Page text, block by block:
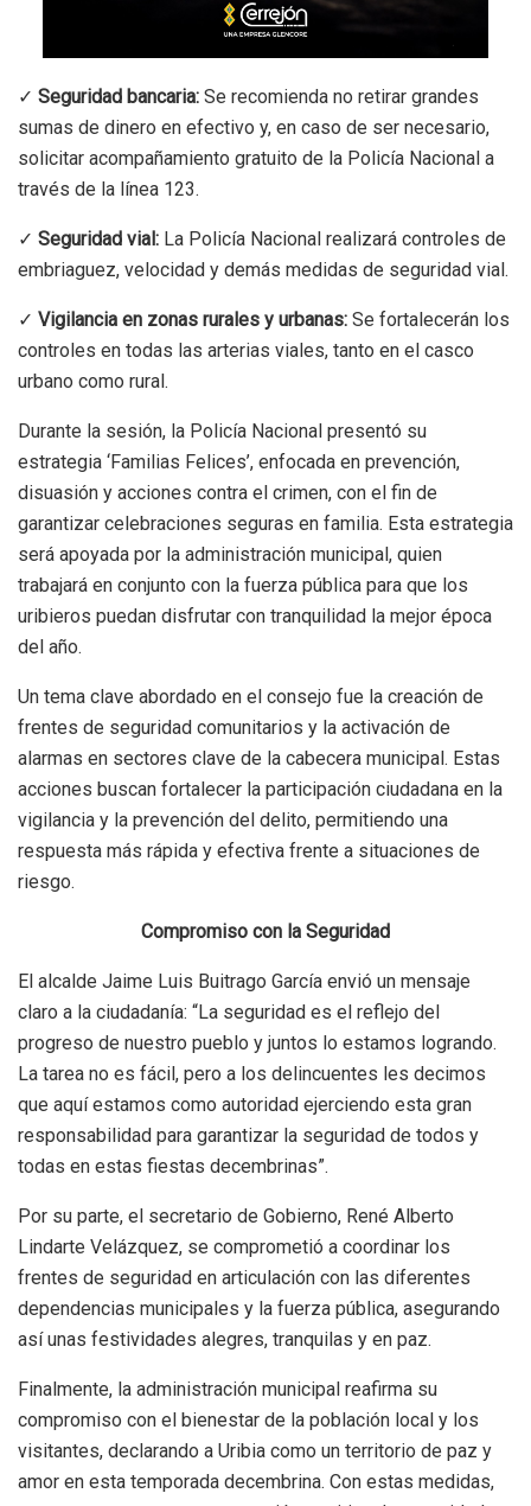
✓ Seguridad bancaria: Se recomienda no retirar grandes
sumas de dinero en efectivo y, en caso de ser necesario,
solicitar acompañamiento gratuito de la Policía Nacional a
través de la línea 123.
✓ Seguridad vial: La Policía Nacional realizará controles de
embriaguez, velocidad y demás medidas de seguridad vial.
✓ Vigilancia en zonas rurales y urbanas: Se fortalecerán los
controles en todas las arterias viales, tanto en el casco
urbano como rural.
Durante la sesión, la Policía Nacional presentó su
estrategia ‘Familias Felices’, enfocada en prevención,
disuasión y acciones contra el crimen, con el fin de
garantizar celebraciones seguras en familia. Esta estrategia
será apoyada por la administración municipal, quien
trabajará en conjunto con la fuerza pública para que los
uribieros puedan disfrutar con tranquilidad la mejor época
del año.
Un tema clave abordado en el consejo fue la creación de
frentes de seguridad comunitarios y la activación de
alarmas en sectores clave de la cabecera municipal. Estas
acciones buscan fortalecer la participación ciudadana en la
vigilancia y la prevención del delito, permitiendo una
respuesta más rápida y efectiva frente a situaciones de
riesgo.
Compromiso con la Seguridad
El alcalde Jaime Luis Buitrago García envió un mensaje
claro a la ciudadanía: “La seguridad es el reflejo del
progreso de nuestro pueblo y juntos lo estamos logrando.
La tarea no es fácil, pero a los delincuentes les decimos
que aquí estamos como autoridad ejerciendo esta gran
responsabilidad para garantizar la seguridad de todos y
todas en estas fiestas decembrinas”.
Por su parte, el secretario de Gobierno, René Alberto
Lindarte Velázquez, se comprometió a coordinar los
frentes de seguridad en articulación con las diferentes
dependencias municipales y la fuerza pública, asegurando
así unas festividades alegres, tranquilas y en paz.
Finalmente, la administración municipal reafirma su
compromiso con el bienestar de la población local y los
visitantes, declarando a Uribia como un territorio de paz y
amor en esta temporada decembrina. Con estas medidas,